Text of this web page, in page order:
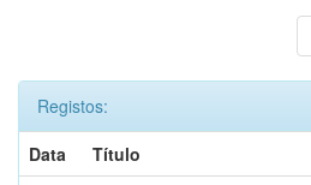
Registos:
Data
Título